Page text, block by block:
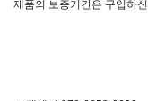
제품의 보증기간은 구입하